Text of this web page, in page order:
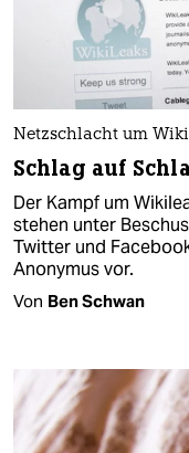
Netzschlacht um
Schlag auf
Der Kampf um
stehen unter
Twitter und
Anonymus vor.
Von Ben Schwan